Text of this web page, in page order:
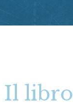
Il libro